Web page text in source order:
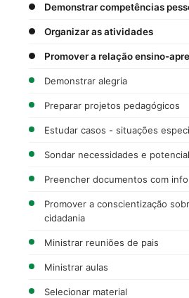
Demonstrar competências
Organizar as atividades
Promover a relação ensino-
Demonstrar alegria
Preparar projetos pedagógicos
Estudar casos - situações
Sondar necessidades e
Preencher documentos com
Promover a conscientização
cidadania
Ministrar reuniões de pais
Ministrar aulas
Selecionar material